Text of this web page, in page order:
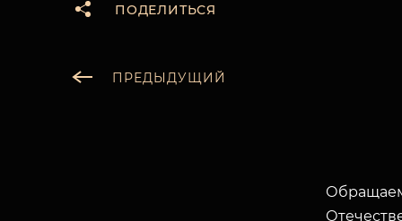
ПОДЕЛИТЬСЯ
ПРЕДЫДУЩИЙ